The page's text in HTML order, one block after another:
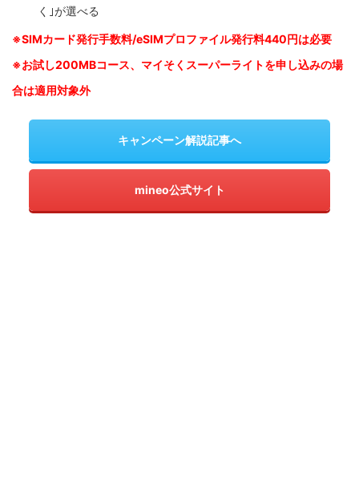
く｣が選べる
※SIMカード発行手数料/eSIMプロファイル発行料440円は必要
※お試し200MBコース、マイそくスーパーライトを申し込みの場
合は適用対象外
キャンペーン解説記事へ
mineo公式サイト